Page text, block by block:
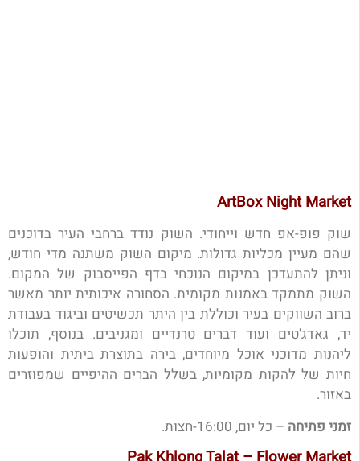
ArtBox Night Market
שוק פופ-אפ חדש וייחודי. השוק נודד ברחבי העיר בדוכנים
שהם מעיין מכליות גדולות. מיקום השוק משתנה מדי חודש,
וניתן להתעדכן במיקום הנוכחי בדף הפייסבוק של המקום.
השוק מתמקד באמנות מקומית. הסחורה איכותית יותר מאשר
ברוב השווקים בעיר וכוללת בין היתר תכשיטים וביגוד בעבודת
יד, גאדג'טים ועוד דברים טרנדיים ומגניבים. בנוסף, תוכלו
ליהנות מדוכני אוכל מיוחדים, בירה בתוצרת ביתית והופעות
חיות של להקות מקומיות, בשלל הברים ההיפיים שמפוזרים
באזור.
זמני פתיחה – כל יום, 16:00-חצות.